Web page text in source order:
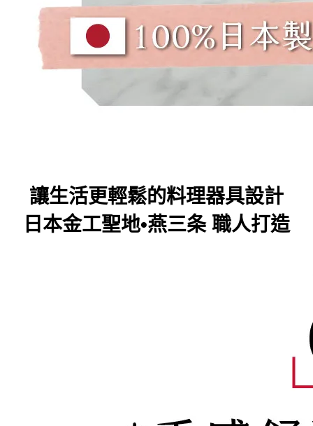
讓生活更輕鬆的料理器具設計
日本金工聖地•燕三条 職人打造